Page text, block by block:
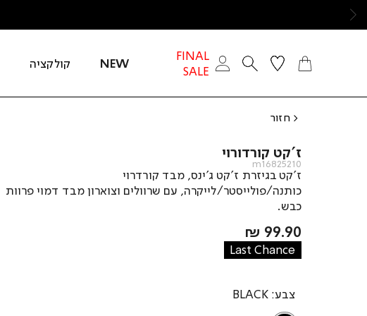
FINAL
SALE
NEW קולקציה
חזור
ז’קט קורדורוי
m16825210
ז’קט בגיזרת ז’קט ג’ינס, מבד קורדרוי
כותנה/פולייסטר/לייקרה, עם שרוולים וצוארון מבד דמוי פרוות
כבש.
מחיר
מוצר
99.90 ₪
Last Chance
צבע BLACK